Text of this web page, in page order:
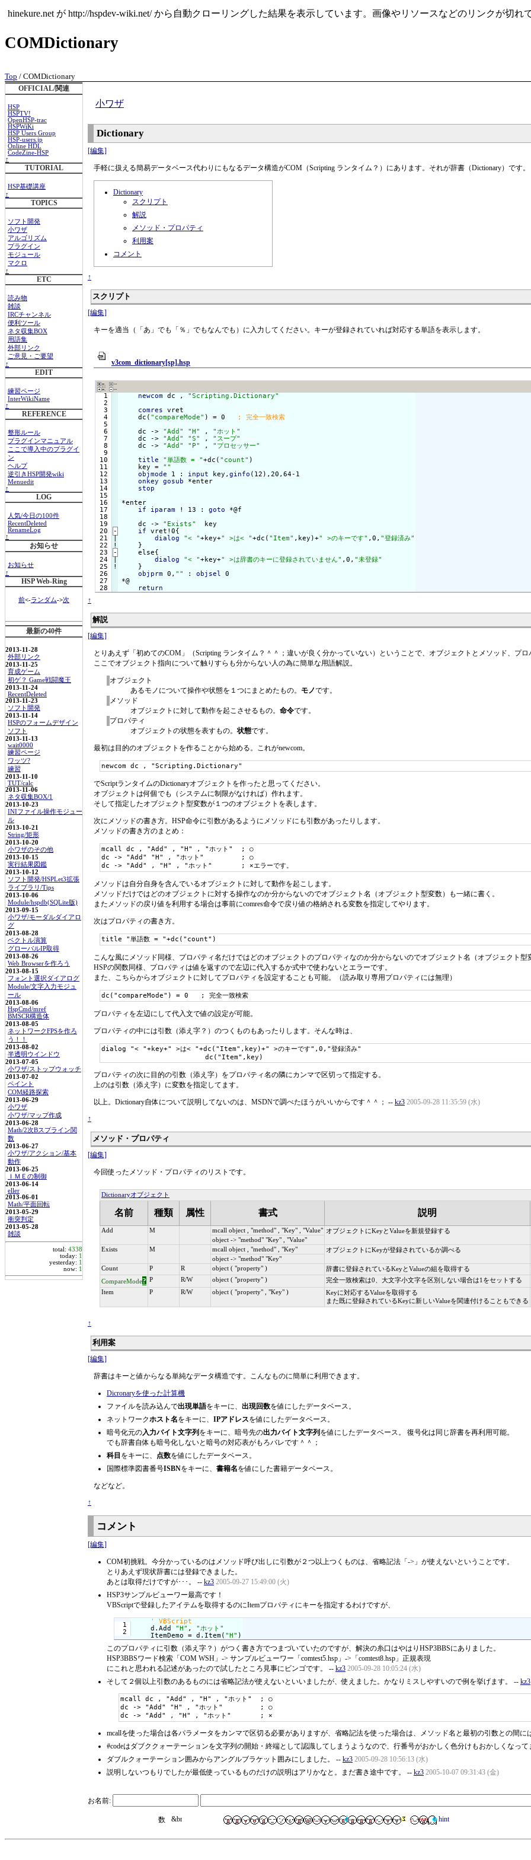
hinekure.net が http://hspdev-wiki.net/ から自動クローリングした結果を表示しています。画像やリソースなどのリンクが切れ
COMDictionary
Top / COMDictionary
OFFICIAL/関連
HSP
HSPTV!
OpenHSP-trac
HSPWiKi
HSP Users Group
HSP-users.jp
Online HDL
CodeZine-HSP
↑
TUTORIAL
HSP基礎講座
↑
TOPICS
ソフト開発
小ワザ
アルゴリズム
プラグイン
モジュール
マクロ
↑
ETC
読み物
雑談
IRCチャンネル
便利ツール
ネタ収集BOX
用語集
外部リンク
ご意見・ご要望
↑
EDIT
練習ページ
InterWikiName
↑
REFERENCE
整形ルール
プラグインマニュアル
ここで導入中のプラグイ
ン
ヘルプ
逆引きHSP開発wiki
Menuedit
↑
LOG
人気/今日の100件
RecentDeleted
RenameLog
↑
お知らせ
お知らせ
↑
HSP Web-Ring
前<-ランダム->次
最新の40件
2013-11-28
外部リンク
2013-11-25
育成ゲーム
初ゲ？ Game戦闘魔王
2013-11-24
RecentDeleted
2013-11-23
ソフト開発
2013-11-14
HSPのフォームデザイン
ソフト
2013-11-13
wait0000
練習ページ
ワッツ?
練習
2013-11-10
TUT/calc
2013-11-06
ネタ収集BOX/1
2013-10-23
INIファイル操作モジュー
ル
2013-10-21
String/矩形
2013-10-20
小ワザのその他
2013-10-15
実行結果図鑑
2013-10-12
ソフト開発/HSPLet3拡張
ライブラリ/Tips
2013-10-06
Module/hspdb(SQLite版)
2013-09-15
小ワザ/モーダルダイアロ
グ
2013-08-28
ベクトル演算
グローバルIP取得
2013-08-26
Web Browserを作ろう
2013-08-15
フォント選択ダイアログ
Module/文字入力モジュ
ール
2013-08-06
HspCmd/mref
BMSCR構造体
2013-08-05
ネットワークFPSを作ろ
う！！
2013-08-02
半透明ウインドウ
2013-07-05
小ワザ/ストップウォッチ
2013-07-02
ペイント
COM経路探索
2013-06-29
小ワザ
小ワザ/マップ作成
2013-06-28
Math/2次Bスプライン関
数
2013-06-27
小ワザ/アクション/基本
動作
2013-06-25
ＩＭＥの制御
2013-06-14
eller
2013-06-01
Math/平面回転
2013-05-29
衝突判定
2013-05-28
雑談
total: 4338
today: 1
yesterday: 1
now: 1
小ワザ
Dictionary
[編集]
手軽に扱える簡易データベース代わりにもなるデータ構造がCOM（Scripting ランタイム？）にあります。それが辞書（Dictionary）です。
Dictionary
スクリプト
解説
メソッド・プロパティ
利用案
コメント
↑
スクリプト
[編集]
キーを適当（「あ」でも「％」でもなんでも）に入力してください。キーが登録されていれば対応する単語を表示します。
v3com_dictionary[sp].hsp
  1
  2
  3
  4
  5
  6
  7
  8
  9
10
11
12
13
14
15
16
17
18
19
20
21
22
23
24
25
27
-
!
-
!
newcom dc , "Scripting.Dictionary"
comres
vret
    dc(
"compareMode" ) = 0
    dc ->
"Add" "H" , "ホット"
    dc ->
"Add" "S" , "スープ"
    dc ->
"Add" "P" , "プロセッサー"
title
"単語数 = "+dc( "count" )
    key =
""
objmode
1 : input key,ginfo (12),20,64-1
onkey
gosub
*enter
stop
*enter
if
iparam ! 13 : goto
*@f
    dc ->
"Exists"
  key
if
vret!0{
dialog
"< "+key+" >は< "+dc( "Item" ,key)+" >のキーです" ,0, "登録済み"
}
    else{
dialog
"< "+key+" >は辞書のキーに登録されていません" ,0, "未登録"
}
objprm 0, "" : objsel
0
*@
return
↑
解説
[編集]
とりあえず「初めてのCOM」（Scripting ランタイム？＾＾；違いが良く分かっていない）ということで、オブジェクトとメソッド、プロ
ここでオブジェクト指向について触りすらも分からない人の為に簡単な用語解説。
オブジェクト
あるモノについて操作や状態を１つにまとめたもの。 モノです。
メソッド
オブジェクトに対して動作を起こさせるもの。 命令です。
プロパティ
オブジェクトの状態を表すもの。状態です。
最初は目的のオブジェクトを作ることから始める。これがnewcom。
newcom dc , "Scripting.Dictionary"
でScriptランタイムのDictionaryオブジェクトを作ったと思ってください。
オブジェクトは何個でも（システムに制限がなければ）作れます。
そして指定したオブジェクト型変数が１つのオブジェクトを表します。
次にメソッドの書き方。HSP命令に引数があるようにメソッドにも引数があったりします。
メソッドの書き方のまとめ：
mcall dc , "Add" , "H" , "ホット"  ; ○
dc -> "Add" "H" , "ホット"         ; ○
dc -> "Add" , "H" , "ホット"       ; ×エラーです。
メソッドは自分自身を含んでいるオブジェクトに対して動作を起こします。
メソッドだけではどのオブジェクトに対する操作なのか分からないのでオブジェクト名（オブジェクト型変数）も一緒に書く。
またメソッドの戻り値を利用する場合は事前にcomres命令で戻り値の格納される変数を指定してやります。
次はプロパティの書き方。
title "単語数 = "+dc("count")
こんな風にメソッド同様、プロパティ名だけではどのオブジェクトのプロパティなのか分からないのでオブジェクト名（オブジェクト型
HSPの関数同様、プロパティは値を返すので左辺に代入するか式中で使わないとエラーです。
また、こちらからオブジェクトに対してプロパティを設定することも可能。（読み取り専用プロパティには無理）
dc("compareMode") = 0   ; 完全一致検索
プロパティを左辺にして代入文で値の設定が可能。
プロパティの中には引数（添え字？）のつくものもあったりします。そんな時は、
dialog "< "+key+" >は< "+dc("Item",key)+" >のキーです",0,"登録済み"
                         dc("Item",key)
プロパティの次に目的の引数（添え字）をプロパティ名の隣にカンマで区切って指定する。
上のは引数（添え字）に変数を指定してます。
以上。Dictionary自体について説明してないのは、MSDNで調べたほうがいいからです＾＾； -- kz3 2005-09-28 11:35:59 (水)
↑
メソッド・プロパティ
[編集]
今回使ったメソッド・プロパティのリストです。
Dictionaryオブジェクト
名前 種類 属性 書式 説明
Add M mcall object , "method" , "Key" , "Value" オブジェクトにKeyとValueを新規登録する
object -> "method" "Key" , "Value"
Exists
M mcall object , "method" , "Key"
オブジェクトにKeyが登録されているか調べる
object -> "method" "Key"
Count
P R object ( "property" ) 辞書に登録されているKeyとValueの組を取得する
CompareMode? P R/W object ( "property" )
完全一致検索は0、大文字小文字を区別しない場合は1をセットする
Item
P R/W object ( "property" , "Key" )
Keyに対応するValueを取得する
また既に登録されているKeyに新しいValueを関連付けることもできる
↑
利用案
[編集]
辞書はキーと値からなる単純なデータ構造です。こんなものに簡単に利用できます。
Dicronaryを使った計算機
ファイルを読み込んで出現単語をキーに、 出現回数を値にしたデータベース。
ネットワークホスト名をキーに、 IPアドレスを値にしたデータベース。
暗号化元の入力バイト文字列 をキーに、暗号先の出力バイト文字列 を値にしたデータベース。 復号化は同じ辞書を再利用可能。
でも辞書自体も暗号化しないと暗号の対応表がもろバレです＾＾；
科目 をキーに、 点数を値にしたデータベース。
国際標準図書番号ISBNをキーに、 書籍名を値にした書籍データベース。
などなど。
↑
コメント
[編集]
COM初挑戦。今分かっているのはメソッド呼び出しに引数が２つ以上つくものは、省略記法「->」が使えないということです。
とりあえず現状辞書には登録できました。
あとは取得だけですが･･･。 -- kz3 2005-09-27 15:49:00 (火)
HSP3サンプルビューワー最高です！
VBScriptで登録したアイテムを取得するのにItemプロパティにキーを指定するわけですが、
  1
    d.Add
"H" , "ホット"
    ItemDemo = d.Item(
"H" )
このプロパティに引数（添え字？）がつく書き方でつまづいていたのですが、解決の糸口はやはりHSP3BBSにありました。
HSP3BBSワード検索「COM WSH」-> サンプルビューワー「comtest5.hsp」->「comtest8.hsp」正規表現
にこれと思われる記述があったので試したところ見事にビンゴです。 -- kz3 2005-09-28 10:05:24 (水)
そして２個以上引数のあるものには省略記法が使えないといいましたが、使えました。かなりミスしやすいので例を挙げます。 -- kz3
mcall dc , "Add" , "H" , "ホット"  ; ○
dc -> "Add" "H" , "ホット"         ; ○
dc -> "Add" , "H" , "ホット"       ; ×
mcallを使った場合は各パラメータをカンマで区切る必要がありますが、省略記法を使った場合は、メソッド名と最初の引数との間に
#codeはダブククォーテーションを文字列の開始・終端として認識してしまうようなので、行番号がおかしく色分けもおかしくなって
ダブルクォーテーション囲みからアングルブラケット囲みにしました。 -- kz3 2005-09-28 10:56:13 (水)
説明しないつもりでしたが最低使っているものだけの説明はアリかなと。まだ書き途中です。 -- kz3 2005-10-07 09:31:43 (金)
お名前: